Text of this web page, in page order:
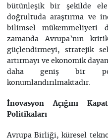
bütünleşik bir şekilde
doğrultuda araştırma ve
bilimsel mükemmeliyeti
zamanda Avrupa’nın
güçlendirmeyi, stratejik
artırmayı ve ekonomik
daha geniş bir
konumlandırılmaktadır.
İnovasyon Açığını
Politikaları
Avrupa Birliği, küresel